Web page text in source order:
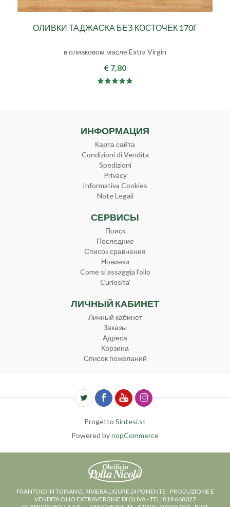
ОЛИВКИ ТАДЖАСКА БЕЗ КОСТОЧЕК 170Г
в оливковом масле Extra Virgin
€ 7,80
ИНФОРМАЦИЯ
Карта сайта
Condizioni di Vendita
Spedizioni
Privacy
Informativa Cookies
Note Legali
СЕРВИСЫ
Поиск
Последние
Список сравнения
Новинки
Come si assaggia l'olio
Curiosita'
ЛИЧНЫЙ КАБИНЕТ
Личный кабинет
Заказы
Адреса
Корзина
Список пожеланий
Progetto Sintesi.st
Powered bynopCommerce
FRANTOIO IN TOIRANO, RIVIERA LIGURE DI PONENTE - PRODUZIONE E
VENDITA OLIO EXTRAVERGINE DI OLIVA - TEL: 019 668027